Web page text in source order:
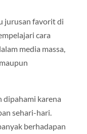
jurusan favorit di
cara
media massa,
dipahami karena
sehari-hari.
berhadapan